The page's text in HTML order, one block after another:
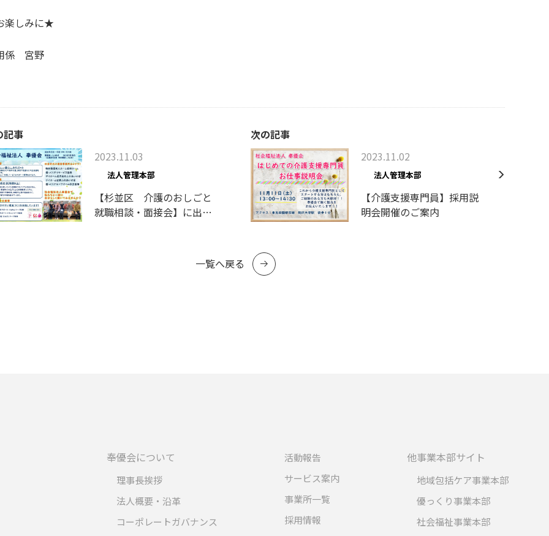
楽しみに★
係 宮野
記事
2023.11.03
法人管理本部
【杉並区 介護のおしごと
就職相談・面接会】に出展
次の記事
2023.11.02
法人管理本部
【介護支援専門員】採用説
明会開催のご案内
一覧へ戻る
奉優会について
理事長挨拶
法人概要・沿革
コーポレートガバナンス
活動報告
サービス案内
事業所一覧
採用情報
他事業本部サイト
地域包括ケア事業本部
優っくり事業本部
社会福祉事業本部